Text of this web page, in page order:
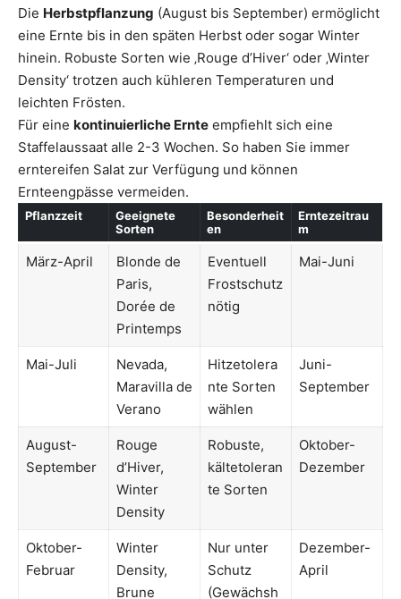
Die Herbstpflanzung (August bis September) ermöglicht
eine Ernte bis in den späten Herbst oder sogar Winter
hinein. Robuste Sorten wie ‚Rouge d’Hiver‘ oder ‚Winter
Density‘ trotzen auch kühleren Temperaturen und
leichten Frösten.
Für eine kontinuierliche Ernte empfiehlt sich eine
Staffelaussaat alle 2-3 Wochen. So haben Sie immer
erntereifen Salat zur Verfügung und können
Ernteengpässe vermeiden.
Pflanzzeit
Geeignete
Sorten
Besonderheit
en
Erntezeitrau
m
März-April
Blonde de
Paris,
Dorée de
Printemps
Eventuell
Frostschutz
nötig
Mai-Juni
Mai-Juli
Nevada,
Maravilla de
Verano
Hitzetolera
nte Sorten
wählen
Juni-
September
August-
September
Rouge
d’Hiver,
Winter
Density
Robuste,
kältetoleran
te Sorten
Oktober-
Dezember
Oktober-
Februar
Winter
Density,
Brune
Nur unter
Schutz
(Gewächsh
Dezember-
April